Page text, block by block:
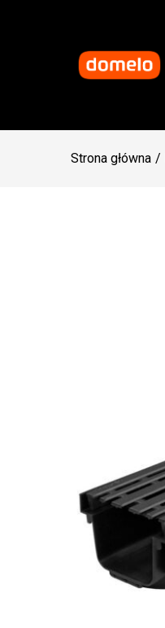
Strona główna